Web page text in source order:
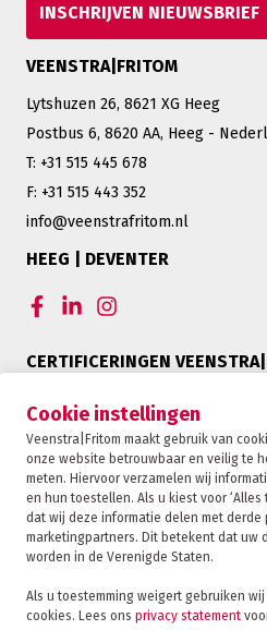
Cookie instellingen
Veenstra|Fritom maakt gebruik van
onze website betrouwbaar en veilig te
meten. Hiervoor verzamelen wij
en hun toestellen. Als u kiest voor ‘Alles
dat wij deze informatie delen met derde
marketingpartners. Dit betekent dat uw
worden in de Verenigde Staten.
Als u toestemming weigert gebruiken
cookies. Lees onsprivacy statement
INSCHRIJVEN NIEUWSBRIEF
VEENSTRA|FRITOM
Lytshuzen 26, 8621 XG Heeg
Postbus 6, 8620 AA, Heeg -
T: +31 515 445 678
F: +31 515 443 352
info@veenstrafritom.nl
HEEG | DEVENTER
CERTIFICERINGEN
Veenstra|Fritom is